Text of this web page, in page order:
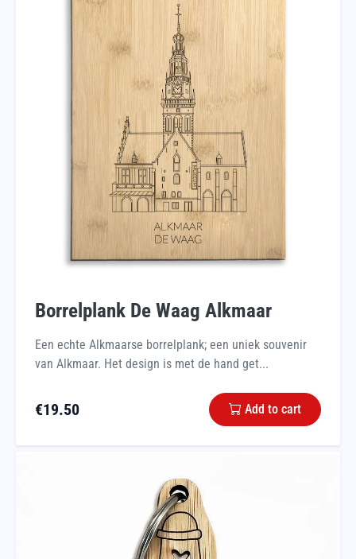
Borrelplank De Waag Alkmaar
Een echte Alkmaarse borrelplank; een uniek souvenir
van Alkmaar. Het design is met de hand get...
€19.50 Add to cart